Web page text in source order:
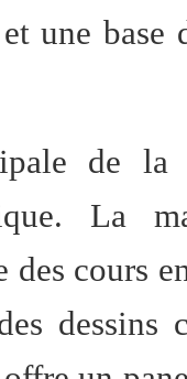
une base
de
La
des cours